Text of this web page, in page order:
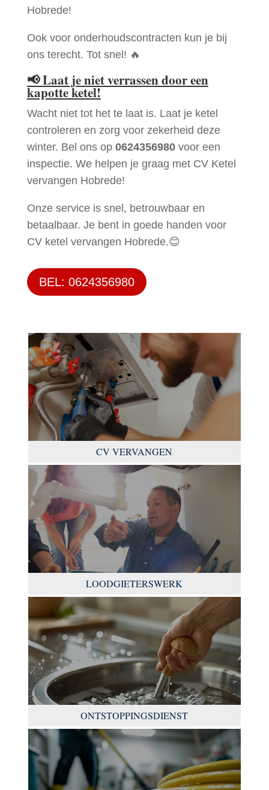
Hobrede!
Ook voor onderhoudscontracten kun je bij
ons terecht. Tot snel! 🔥
📢Laat je niet verrassen door een
kapotte ketel!
Wacht niet tot het te laat is. Laat je ketel
controleren en zorg voor zekerheid deze
winter. Bel ons op 0624356980voor een
inspectie. We helpen je graag met CV Ketel
vervangen Hobrede!
Onze service is snel, betrouwbaar en
betaalbaar. Je bent in goede handen voor
CV ketel vervangen Hobrede.😊
BEL: 0624356980
CV VERVANGEN
LOODGIETERSWERK
ONTSTOPPINGSDIENST